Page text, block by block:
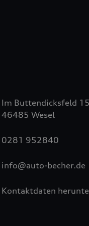
Im Buttendicksfeld 15
46485 Wesel
0281 952840
info@auto-becher.de
Kontaktdaten